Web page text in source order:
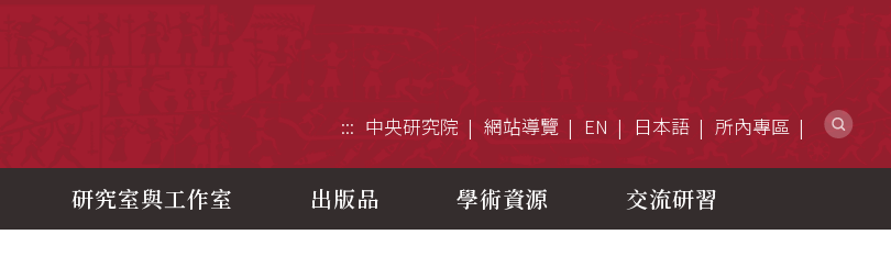
::: 中央研究院 網站導覽 EN 日本語 所內專區
研究室與工作室 出版品 學術資源 交流研習